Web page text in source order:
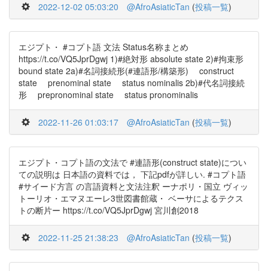
2022-12-02 05:03:20 @AfroAsiaticTan (投稿一覧)
エジプト・ #コプト語 文法 Status名称まとめ
https://t.co/VQ5JprDgwj 1)#絶対形 absolute state 2)#拘束形
bound state 2a)#名詞接続形(#連語形/構築形) construct
state prenominal state status nominalis 2b)#代名詞接続
形 prepronominal state status pronominalis
2022-11-26 01:03:17 @AfroAsiaticTan (投稿一覧)
エジプト・コプト語の文法で #連語形(construct state)につい
ての説明は 日本語の資料では， 下記pdfが詳しい. #コプト語
#サイード方言 の言語資料と文法注釈 ーナポリ・国立 ヴィッ
トーリオ・エマヌエーレ3世図書館蔵・ ベーサによるテクス
トの断片ー https://t.co/VQ5JprDgwj 宮川創2018
2022-11-25 21:38:23 @AfroAsiaticTan (投稿一覧)